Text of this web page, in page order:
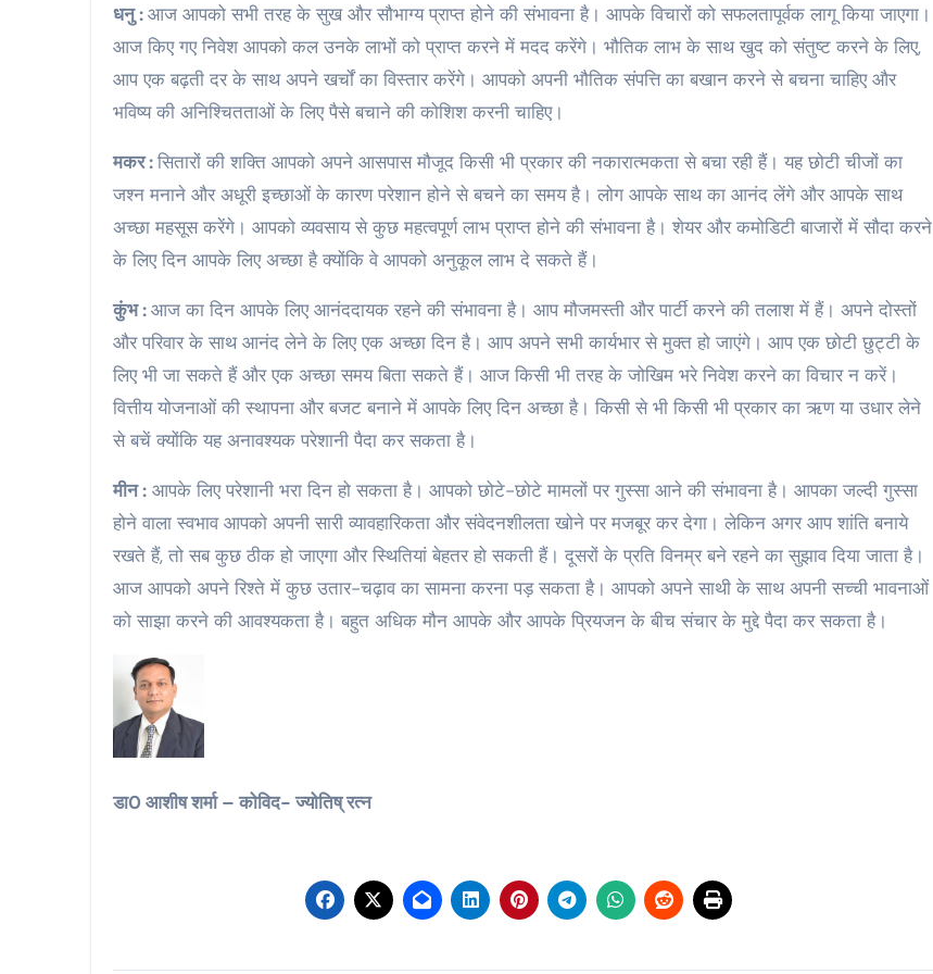
धनु :आज आपको सभी तरह के सुख और सौभाग्य प्राप्त होने की संभावना है। आपके विचारों को सफलतापूर्वक लागू किया जाएगा।
आज किए गए निवेश आपको कल उनके लाभों को प्राप्त करने में मदद करेंगे। भौतिक लाभ के साथ खुद को संतुष्ट करने के लिए,
आप एक बढ़ती दर के साथ अपने खर्चों का विस्तार करेंगे। आपको अपनी भौतिक संपत्ति का बखान करने से बचना चाहिए और
भविष्य की अनिश्चितताओं के लिए पैसे बचाने की कोशिश करनी चाहिए।
मकर :सितारों की शक्ति आपको अपने आसपास मौजूद किसी भी प्रकार की नकारात्मकता से बचा रही हैं। यह छोटी चीजों का
जश्न मनाने और अधूरी इच्छाओं के कारण परेशान होने से बचने का समय है। लोग आपके साथ का आनंद लेंगे और आपके साथ
अच्छा महसूस करेंगे। आपको व्यवसाय से कुछ महत्वपूर्ण लाभ प्राप्त होने की संभावना है। शेयर और कमोडिटी बाजारों में सौदा करने
के लिए दिन आपके लिए अच्छा है क्योंकि वे आपको अनुकूल लाभ दे सकते हैं।
कुंभ :आज का दिन आपके लिए आनंददायक रहने की संभावना है। आप मौजमस्ती और पार्टी करने की तलाश में हैं। अपने दोस्तों
और परिवार के साथ आनंद लेने के लिए एक अच्छा दिन है। आप अपने सभी कार्यभार से मुक्त हो जाएंगे। आप एक छोटी छुट्टी के
लिए भी जा सकते हैं और एक अच्छा समय बिता सकते हैं। आज किसी भी तरह के जोखिम भरे निवेश करने का विचार न करें।
वित्तीय योजनाओं की स्थापना और बजट बनाने में आपके लिए दिन अच्छा है। किसी से भी किसी भी प्रकार का ऋण या उधार लेने
से बचें क्योंकि यह अनावश्यक परेशानी पैदा कर सकता है।
मीन : आपके लिए परेशानी भरा दिन हो सकता है। आपको छोटे-छोटे मामलों पर गुस्सा आने की संभावना है। आपका जल्दी गुस्सा
होने वाला स्वभाव आपको अपनी सारी व्यावहारिकता और संवेदनशीलता खोने पर मजबूर कर देगा। लेकिन अगर आप शांति बनाये
रखते हैं, तो सब कुछ ठीक हो जाएगा और स्थितियां बेहतर हो सकती हैं। दूसरों के प्रति विनम्र बने रहने का सुझाव दिया जाता है।
आज आपको अपने रिश्ते में कुछ उतार-चढ़ाव का सामना करना पड़ सकता है। आपको अपने साथी के साथ अपनी सच्ची भावनाओं
को साझा करने की आवश्यकता है। बहुत अधिक मौन आपके और आपके प्रियजन के बीच संचार के मुद्दे पैदा कर सकता है।
डा0 आशीष शर्मा – कोविद- ज्योतिष् रत्न